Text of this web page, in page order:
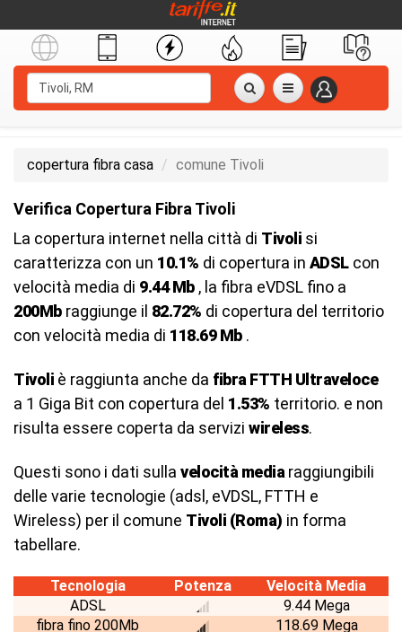
copertura fibra casa comune Tivoli
Verifica Copertura Fibra Tivoli
La copertura internet nella città di Tivoli si
caratterizza con un 10.1% di copertura in ADSLcon
velocità media di 9.44 Mb, la fibra eVDSL fino a
200Mbraggiunge il 82.72% di copertura del territorio
con velocità media di 118.69 Mb.
Tivoli è raggiunta anche da fibra FTTH Ultraveloce
a 1 Giga Bit con copertura del 1.53% territorio. e non
risulta essere coperta da servizi wireless.
Questi sono i dati sulla velocità media raggiungibili
delle varie tecnologie (adsl, eVDSL, FTTH e
Wireless) per il comune Tivoli (Roma) in forma
tabellare.
Tecnologia Potenza
Velocità Media
ADSL
9.44 Mega
fibra fino 200Mb
118.69 Mega